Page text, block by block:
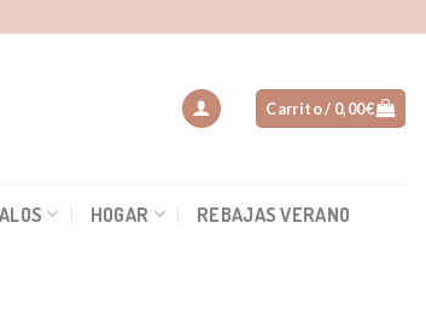
Carrito / 0,00€
HOGAR REBAJAS VERANO